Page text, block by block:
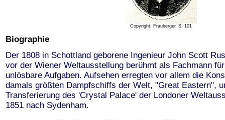
Copyright: Frauberger, S. 101
Biographie
Der 1808 in Schottland geborene Ingenieur John Scott
vor der Wiener Weltausstellung berühmt als Fachmann
unlösbare Aufgaben. Aufsehen erregten vor allem die
damals größten Dampfschiffs der Welt, "Great Eastern",
Transferierung des 'Crystal Palace' der Londoner
1851 nach Sydenham.